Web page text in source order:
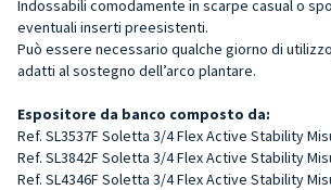
Indossabili comodamente in scarpe casual o
eventuali inserti preesistenti.
Può essere necessario qualche giorno di
adatti al sostegno dell’arco plantare.
Espositore da banco composto da:
Ref. SL3537F Soletta 3/4 Flex Active Stability
Ref. SL3842F Soletta 3/4 Flex Active Stability
Ref. SL4346F Soletta 3/4 Flex Active Stability